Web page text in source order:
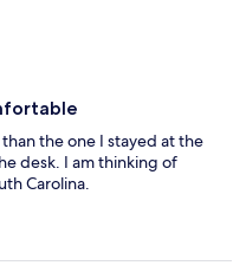
the one I stayed at the
desk. I am thinking of
Carolina.